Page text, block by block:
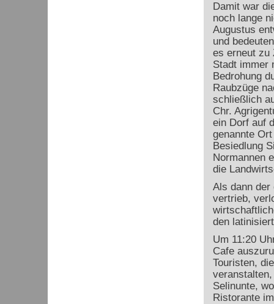
Damit war
noch lange
Augustus
und
es erneut zu
Stadt immer
Bedrohung
Raubzüge
schließlich
Chr.
ein Dorf auf
genannte
Besiedlung
Normannen
die
Als dann der
vertrieb,
den
Um 11:20
Cafe
Touristen,
Selinunte,
Ristorante